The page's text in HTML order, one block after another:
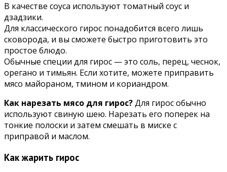
В качестве соуса используют томатный соус и
дзадзики.
Для классического гирос понадобится всего лишь
сковорода, и вы сможете быстро приготовить это
простое блюдо.
Обычные специи для гирос — это соль, перец, чеснок,
орегано и тимьян. Если хотите, можете приправить
мясо майораном, тмином и кориандром.
Как нарезать мясо для гирос?Для гирос обычно
используют свиную шею. Нарезать его поперек на
тонкие полоски и затем смешать в миске с
приправой и маслом.
Как жарить гирос